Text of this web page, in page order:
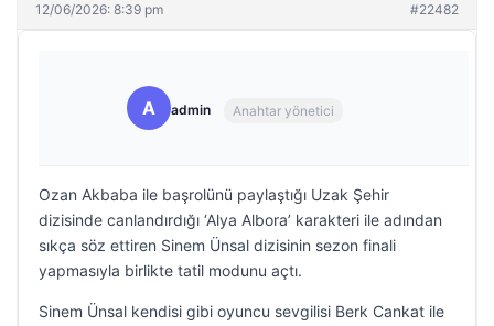
12/06/2026: 8:39 pm #22482
A admin Anahtar yönetici
Ozan Akbaba ile başrolünü paylaştığı Uzak Şehir
dizisinde canlandırdığı ‘Alya Albora’ karakteri ile adından
sıkça söz ettiren Sinem Ünsal dizisinin sezon finali
yapmasıyla birlikte tatil modunu açtı.
Sinem Ünsal kendisi gibi oyuncu sevgilisi Berk Cankat ile